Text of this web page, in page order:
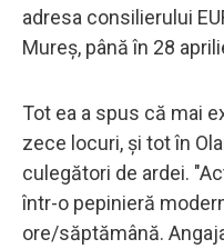
adresa consilierului
Mureş, până în 28
Tot ea a spus că mai
zece locuri, şi tot în
culegători de ardei.
într-o pepinieră
ore/săptămână.